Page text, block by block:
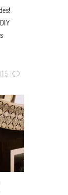
|